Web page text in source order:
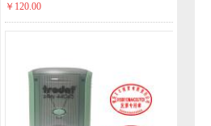
￥120.00